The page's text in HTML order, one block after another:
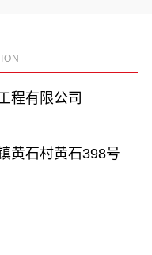
程有限公司
黄石村黄石398号